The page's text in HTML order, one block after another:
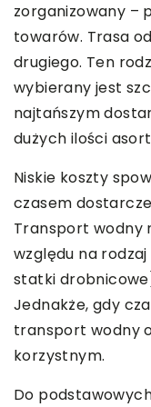
zorganizowany –
towarów. Trasa
drugiego. Ten
wybierany jest
najtańszym
dużych ilości
Niskie koszty
czasem
Transport wodny
względu na
statki
Jednakże, gdy
transport wodny
korzystnym.
Do